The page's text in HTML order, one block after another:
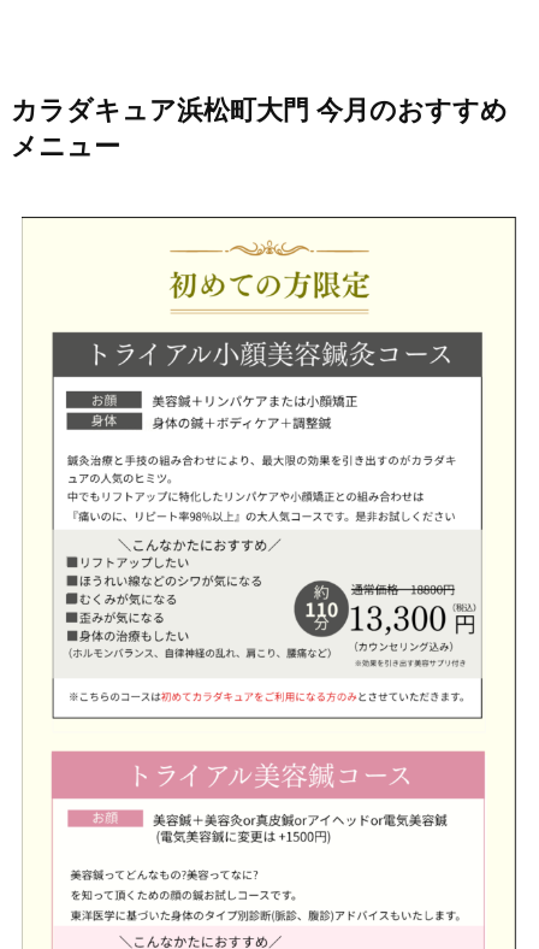
カラダキュア浜松町大門 今月のおすすめ
メニュー